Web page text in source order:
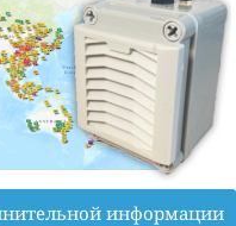
информации